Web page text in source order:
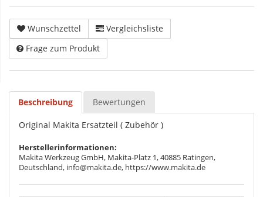
Wunschzettel
Vergleichsliste
Frage zum Produkt
Beschreibung Bewertungen
Original Makita Ersatzteil ( Zubehör )
Herstellerinformationen:
Makita Werkzeug GmbH, Makita-Platz 1, 40885 Ratingen,
Deutschland, info@makita.de, https://www.makita.de